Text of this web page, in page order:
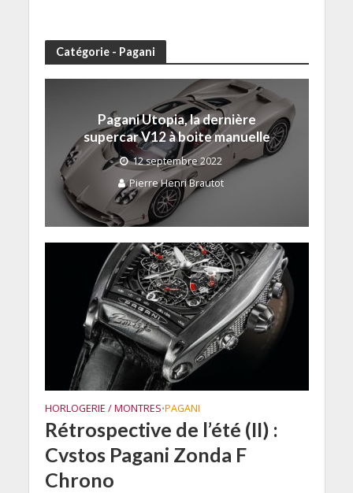
Catégorie - Pagani
Pagani Utopia, la dernière
supercar V12 à boite manuelle
12 septembre 2022
Pierre Henri Brautot
HORLOGERIE / MONTRES•PAGANI
Rétrospective de l’été (II) :
Cvstos Pagani Zonda F
Chrono